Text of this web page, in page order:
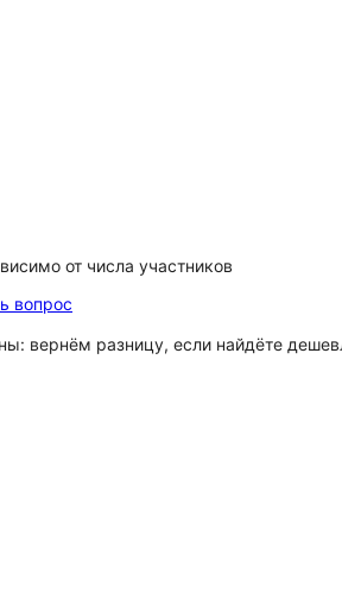
от числа участников
вопрос
вернём разницу, если найдёте